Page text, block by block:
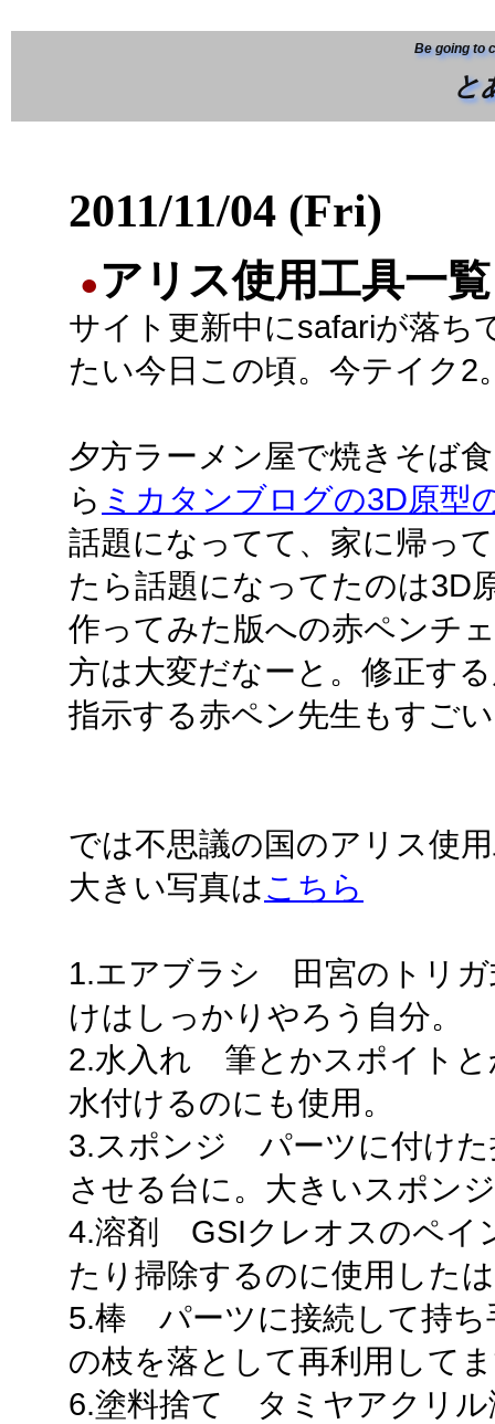
Be going to
と
2011/11/04 (Fri)
● アリス使用工具一覧
サイト更新中にsafariが落ち
たい今日この頃。今テイク2
夕方ラーメン屋で焼きそば
ら ミカタンブログの3D原型
話題になってて、家に帰っ
たら話題になってたのは3D
作ってみた版への赤ペンチ
方は大変だなーと。修正す
指示する赤ペン先生もすご
では不思議の国のアリス使
大きい写真はこちら
1.エアブラシ 田宮のトリガ
けはしっかりやろう自分。
2.水入れ 筆とかスポイトと
水付けるのにも使用。
3.スポンジ パーツに付けた
させる台に。大きいスポン
4.溶剤 GSIクレオスのペイ
たり掃除するのに使用した
5.棒 パーツに接続して持ち
の枝を落として再利用して
6.塗料捨て タミヤアクリル